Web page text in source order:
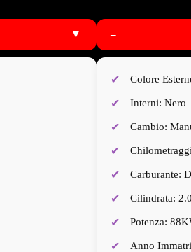
▼ –
Colore
Interni: Nero
Cambio:
Carburante:
Cilindrata: 2.0
Potenza:
Anno